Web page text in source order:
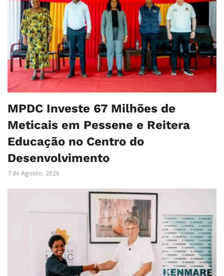
MPDC Investe 67 Milhões de
Meticais em Pessene e Reitera
Educação no Centro do
Desenvolvimento
7 de Agosto, 2026